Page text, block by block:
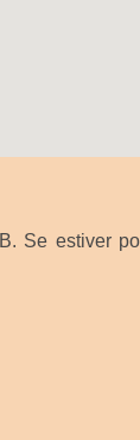
Se estiver